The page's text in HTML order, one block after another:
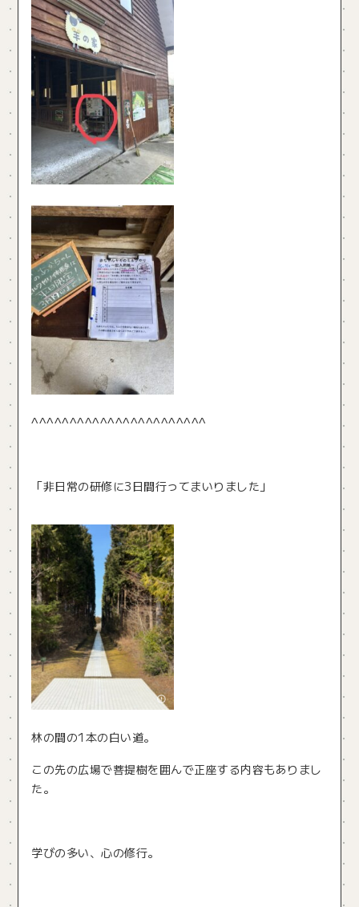
^^^^^^^^^^^^^^^^^^^^^^^
「非日常の研修に3日間行ってまいりました」
林の間の1本の白い道。
この先の広場で菩提樹を囲んで正座する内容もありまし
た。
学びの多い、心の修行。